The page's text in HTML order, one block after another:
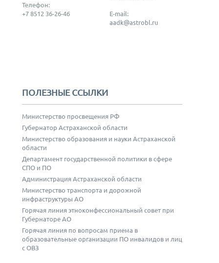
Телефон:
+7 8512 36-26-46
E-mail:
aadk@astrobl.ru
ПОЛЕЗНЫЕ ССЫЛКИ
Министерство просвещения РФ
Губернатор Астраханской области
Министерство образования и науки Астраханской
области
Департамент государственной политики в сфере
СПО и ПО
Администрация Астраханской области
Министерство транспорта и дорожной
инфраструктуры АО
Горячая линия этноконфессиональный совет при
Губернаторе АО
Горячая линия по вопросам приема в
образовательные организации ПО инвалидов и лиц
с ОВЗ